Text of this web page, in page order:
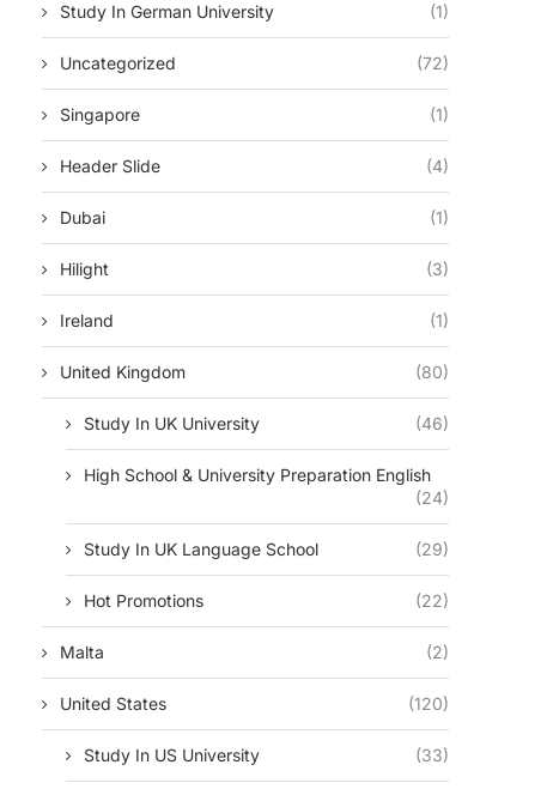
Study In German University (1)
Uncategorized (72)
Singapore (1)
Header Slide (4)
Dubai (1)
Hilight (3)
Ireland (1)
United Kingdom (80)
Study In UK University (46)
High School & University Preparation English
(24)
Study In UK Language School (29)
Hot Promotions (22)
Malta (2)
United States (120)
Study In US University (33)